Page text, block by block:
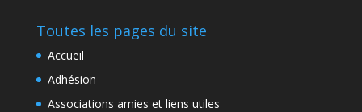
Toutes les pages du site
Accueil
Adhésion
Associations amies et liens utiles